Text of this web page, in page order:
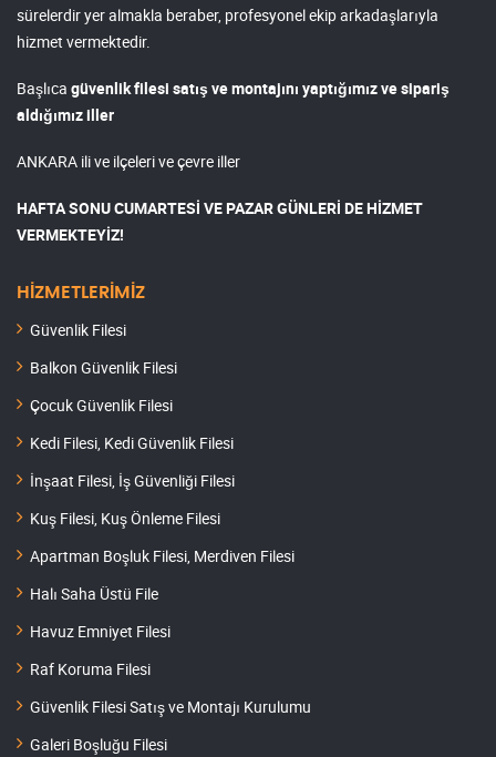
sürelerdir yer almakla beraber, profesyonel ekip arkadaşlarıyla
hizmet vermektedir.
Başlıca güvenlik filesi satış ve montajını yaptığımız ve sipariş
aldığımız iller
ANKARA ili ve ilçeleri ve çevre iller
HAFTA SONU CUMARTESİ VE PAZAR GÜNLERİ DE HİZMET
VERMEKTEYİZ!
HİZMETLERİMİZ
Güvenlik Filesi
Balkon Güvenlik Filesi
Çocuk Güvenlik Filesi
Kedi Filesi, Kedi Güvenlik Filesi
İnşaat Filesi, İş Güvenliği Filesi
Kuş Filesi, Kuş Önleme Filesi
Apartman Boşluk Filesi, Merdiven Filesi
Halı Saha Üstü File
Havuz Emniyet Filesi
Raf Koruma Filesi
Güvenlik Filesi Satış ve Montajı Kurulumu
Galeri Boşluğu Filesi